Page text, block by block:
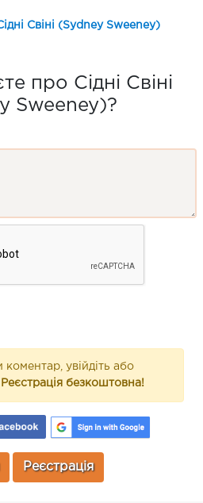
Свіні (Sydney Sweeney)
про Сідні Свіні
Sweeney)?
увійдіть або
Реєстрація безкоштовна!
Реєстрація